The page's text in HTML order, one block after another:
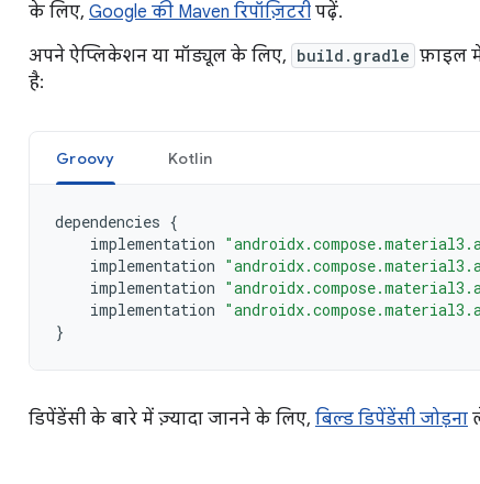
के लिए, Google की Maven रिपॉज़िटरी पढ़ें.
अपने ऐप्लिकेशन या मॉड्यूल के लिए, build.gradle फ़ाइल
है:
Groovy Kotlin
dependencies {
implementation
implementation
implementation
implementation
}
डिपेंडेंसी के बारे में ज़्यादा जानने के लिए, बिल्ड डिपेंडेंसी जोड़ना